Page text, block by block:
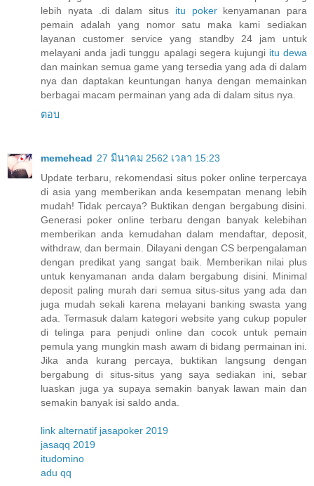
lebih nyata .di dalam situs itu pokerkenyamanan para
pemain adalah yang nomor satu maka kami sediakan
layanan customer service yang standby 24 jam untuk
melayani anda jadi tunggu apalagi segera kujungi itu dewa
dan mainkan semua game yang tersedia yang ada di dalam
nya dan daptakan keuntungan hanya dengan memainkan
berbagai macam permainan yang ada di dalam situs nya.
ตอบ
memehead 27 มีนาคม 2562 เวลา 15:23
Update terbaru, rekomendasi situs poker online terpercaya
di asia yang memberikan anda kesempatan menang lebih
mudah! Tidak percaya? Buktikan dengan bergabung disini.
Generasi poker online terbaru dengan banyak kelebihan
memberikan anda kemudahan dalam mendaftar, deposit,
withdraw, dan bermain. Dilayani dengan CS berpengalaman
dengan predikat yang sangat baik. Memberikan nilai plus
untuk kenyamanan anda dalam bergabung disini. Minimal
deposit paling murah dari semua situs-situs yang ada dan
juga mudah sekali karena melayani banking swasta yang
ada. Termasuk dalam kategori website yang cukup populer
di telinga para penjudi online dan cocok untuk pemain
pemula yang mungkin mash awam di bidang permainan ini.
Jika anda kurang percaya, buktikan langsung dengan
bergabung di situs-situs yang saya sediakan ini, sebar
luaskan juga ya supaya semakin banyak lawan main dan
semakin banyak isi saldo anda.
link alternatif jasapoker 2019
jasaqq 2019
itudomino
adu qq